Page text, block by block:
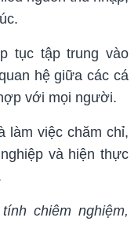
tục tập trung vào
hệ giữa các cá
với mọi người.
làm việc chăm chỉ,
và hiện thực
chiêm nghiệm,